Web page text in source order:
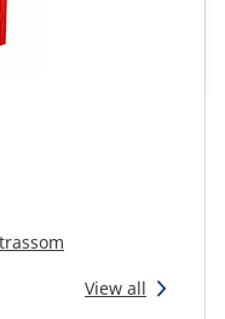
View all